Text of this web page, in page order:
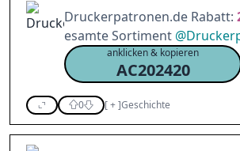
Druckerpatronen.de Rabatt:
esamte Sortiment @
anklicken & kopieren
AC202420
0 [+]Geschichte